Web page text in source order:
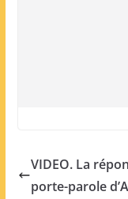
VIDEO. La
porte-parole